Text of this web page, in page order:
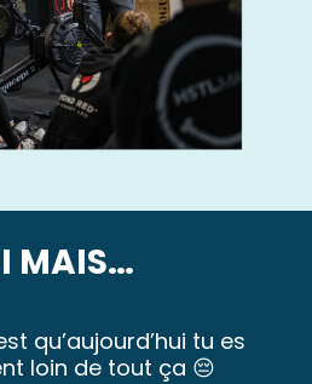
MAIS…
qu’aujourd’hui tu es
loin de tout ça 😔